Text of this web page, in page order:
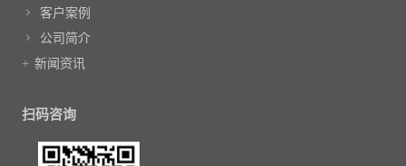
客户案例
公司简介
新闻资讯
扫码咨询